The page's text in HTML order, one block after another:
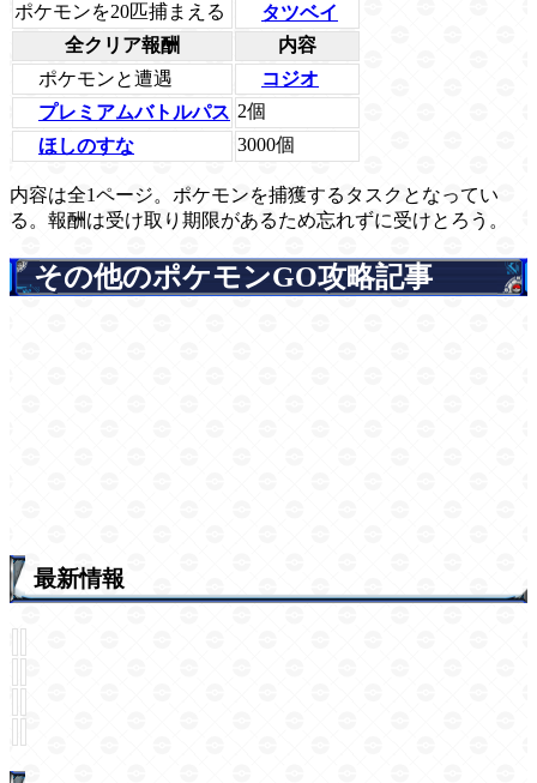
ポケモンを20匹捕まえる
タツベイ
全クリア報酬
内容
ポケモンと遭遇
コジオ
プレミアムバトルパス 2個
ほしのすな
3000個
内容は全1ページ。ポケモンを捕獲するタスクとなってい
る。報酬は受け取り期限があるため忘れずに受けとろう。
その他のポケモンGO攻略記事
最新情報